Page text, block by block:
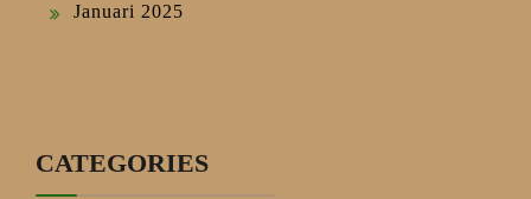
Januari 2025
CATEGORIES